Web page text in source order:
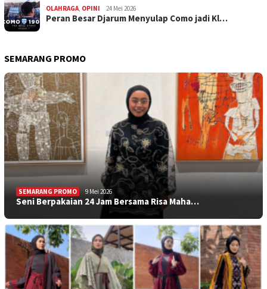
OLAHRAGA OPINI 24 Mei 2026
Peran Besar Djarum Menyulap Como jadi Kl…
SEMARANG PROMO
SEMARANG PROMO 9 Mei 2026
Seni Berpakaian 24 Jam Bersama Risa Maha…